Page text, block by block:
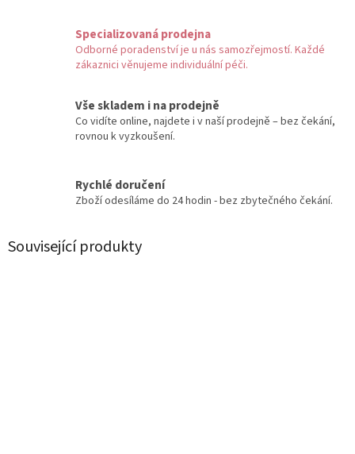
Specializovaná prodejna
Odborné poradenství je u nás samozřejmostí. Každé
zákaznici věnujeme individuální péči.
Vše skladem i na prodejně
Co vidíte online, najdete i v naší prodejně – bez čekání,
rovnou k vyzkoušení.
Rychlé doručení
Zboží odesíláme do 24 hodin - bez zbytečného čekání.
Související produkty